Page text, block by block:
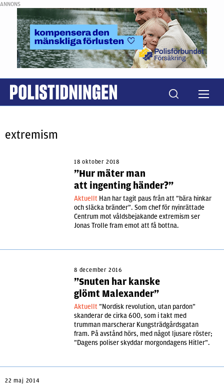
ANNONS
extremism
18 oktober 2018
”Hur mäter man
att ingenting händer?”
Aktuellt Han har tagit paus från att ”bära hinkar
och släcka bränder”. Som chef för nyinrättade
Centrum mot våldsbejakande extremism ser
Jonas Trolle fram emot att få bottna.
8 december 2016
”Snuten har kanske
glömt Malexander”
Aktuellt ”Nordisk revolution, utan pardon”
skanderar de cirka 600, som i takt med
trumman marscherar Kungsträdgårdsgatan
fram. På avstånd hörs, med något ljusare röster;
”Dagens poliser skyddar morgondagens Hitler”.
22 maj 2014